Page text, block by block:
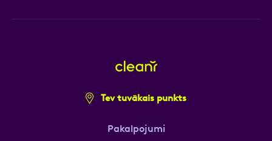
Tev tuvākais punkts
Pakalpojumi